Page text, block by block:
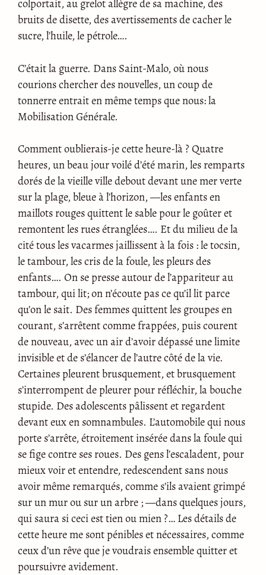
colportait, au grelot allègre de sa machine, des
bruits de disette, des avertissements de cacher le
sucre, l’huile, le pétrole….
C’était la guerre. Dans Saint-Malo, où nous
courions chercher des nouvelles, un coup de
tonnerre entrait en même temps que nous: la
Mobilisation Générale.
Comment oublierais-je cette heure-là ? Quatre
heures, un beau jour voilé d’été marin, les remparts
dorés de la vieille ville debout devant une mer verte
sur la plage, bleue à l’horizon, —les enfants en
maillots rouges quittent le sable pour le goûter et
remontent les rues étranglées…. Et du milieu de la
cité tous les vacarmes jaillissent à la fois : le tocsin,
le tambour, les cris de la foule, les pleurs des
enfants…. On se presse autour de l’appariteur au
tambour, qui lit; on n’écoute pas ce qu’il lit parce
qu’on le sait. Des femmes quittent les groupes en
courant, s’arrêtent comme frappées, puis courent
de nouveau, avec un air d’avoir dépassé une limite
invisible et de s’élancer de l’autre côté de la vie.
Certaines pleurent brusquement, et brusquement
s’interrompent de pleurer pour réfléchir, la bouche
stupide. Des adolescents pâlissent et regardent
devant eux en somnambules. L’automobile qui nous
porte s’arrête, étroitement insérée dans la foule qui
se fige contre ses roues. Des gens l’escaladent, pour
mieux voir et entendre, redescendent sans nous
avoir même remarqués, comme s’ils avaient grimpé
sur un mur ou sur un arbre ; —dans quelques jours,
qui saura si ceci est tien ou mien ?… Les détails de
cette heure me sont pénibles et nécessaires, comme
ceux d’un rêve que je voudrais ensemble quitter et
poursuivre avidement.